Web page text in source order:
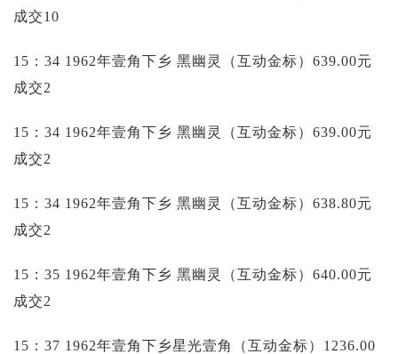
成交10
15：34 1962年壹角下乡 黑幽灵（互动金标）639.00元
成交2
15：34 1962年壹角下乡 黑幽灵（互动金标）639.00元
成交2
15：34 1962年壹角下乡 黑幽灵（互动金标）638.80元
成交2
15：35 1962年壹角下乡 黑幽灵（互动金标）640.00元
成交2
15：37 1962年壹角下乡星光壹角（互动金标）1236.00